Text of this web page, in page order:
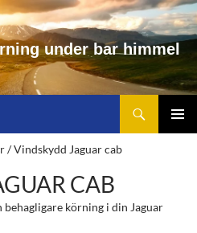
rning under bar himme
bar himmel
/ Vindskydd Jaguar cab
CAB
körning i din Jaguar